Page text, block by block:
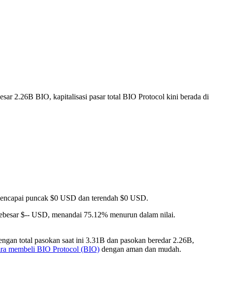
2.26B BIO, kapitalisasi pasar total BIO Protocol kini berada di
puncak $0 USD dan terendah $0 USD.
$-- USD, menandai 75.12% menurun dalam nilai.
total pasokan saat ini 3.31B dan pasokan beredar 2.26B,
membeli BIO Protocol (BIO) dengan aman dan mudah.